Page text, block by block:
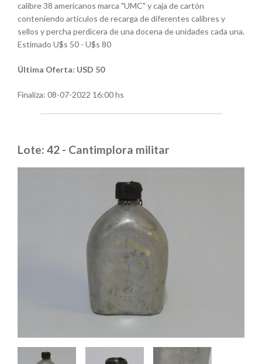
calibre 38 americanos marca "UMC" y caja de cartón
conteniendo articulos de recarga de diferentes calibres y
sellos y percha perdicera de una docena de unidades cada una.
Estimado U$s 50 - U$s 80
Última Oferta: USD 50
Finaliza: 08-07-2022 16:00 hs
Lote: 42 - Cantimplora militar